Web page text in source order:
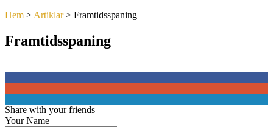
Hem > Artiklar> Framtidsspaning
Framtidsspaning
Share with your friends
Your Name